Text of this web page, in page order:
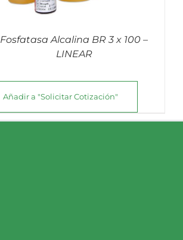
Fosfatasa Alcalina BR 3 x 100 –
LINEAR
Añadir a "Solicitar Cotización"